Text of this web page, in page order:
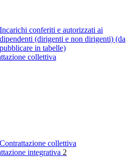
Incarichi conferiti e autorizzati ai
dipendenti (dirigenti e non dirigenti) (da
pubblicare in tabelle)
collettiva
Contrattazione collettiva
integrativa 2